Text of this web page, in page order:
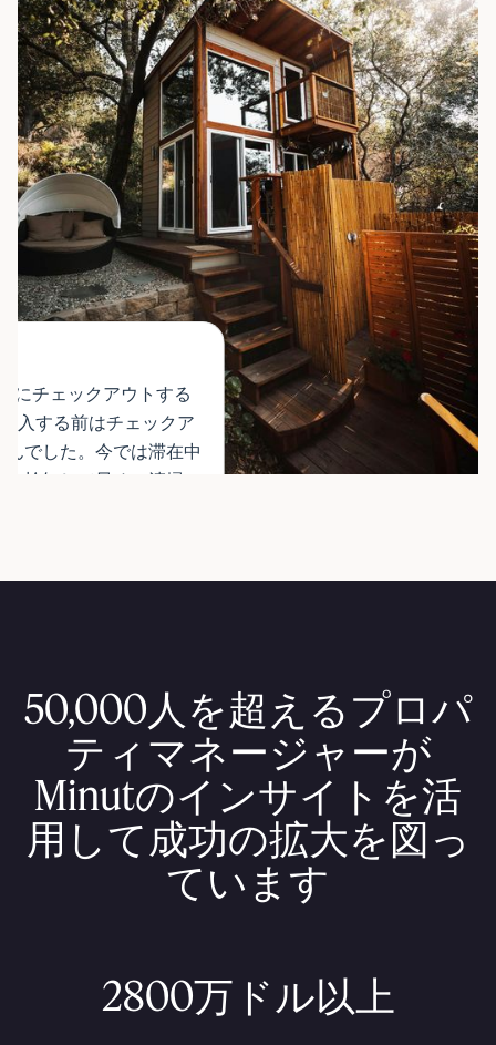
にチェックアウトする
入する前はチェックア
でした。今では滞在中
検知して早めに清掃に
50,000人を超えるプロパ
ティマネージャーが
Minutのインサイトを活
用して成功の拡大を図っ
ています
2800万ドル以上